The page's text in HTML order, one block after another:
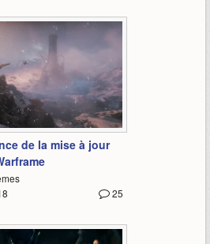
1:31
de la mise à jour
25